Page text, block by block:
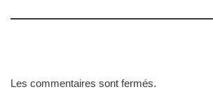
Les commentaires sont fermés.